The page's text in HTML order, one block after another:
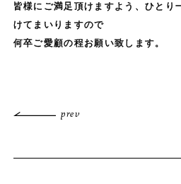
皆様にご満足頂けますよう、ひとり
けてまいりますので
何卒ご愛顧の程お願い致します。
prev